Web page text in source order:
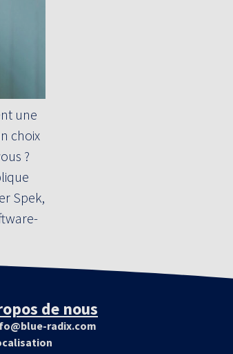
une
choix
?
Spek,
de nous
radix.com